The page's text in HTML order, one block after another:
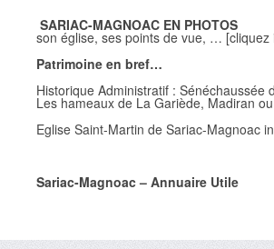
SARIAC-MAGNOAC EN PHOTOS
son église, ses points de vue, … [cliquez
Patrimoine en bref…
Historique Administratif : Sénéchaussée
Les hameaux de La Gariède, Madiran
Eglise Saint-Martin de Sariac-Magnoac
Sariac-Magnoac – Annuaire Utile